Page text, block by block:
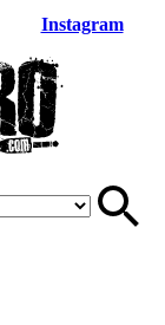
Instagram